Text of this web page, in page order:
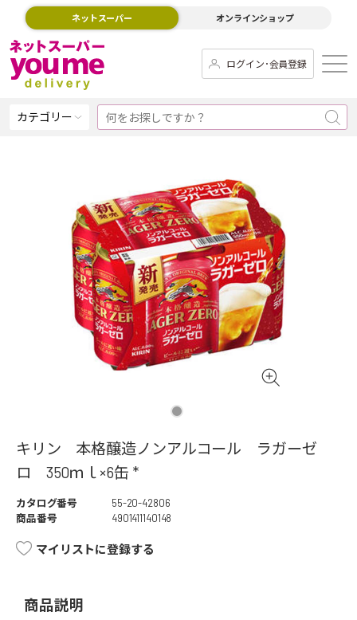
ネットスーパー オンラインショップ
ログイン･会員登録
カテゴリー
キリン 本格醸造ノンアルコール ラガーゼ
ロ 350ｍｌ×6缶 *
カタログ番号
55-20-42806
商品番号
4901411140148
マイリストに登録する
商品説明